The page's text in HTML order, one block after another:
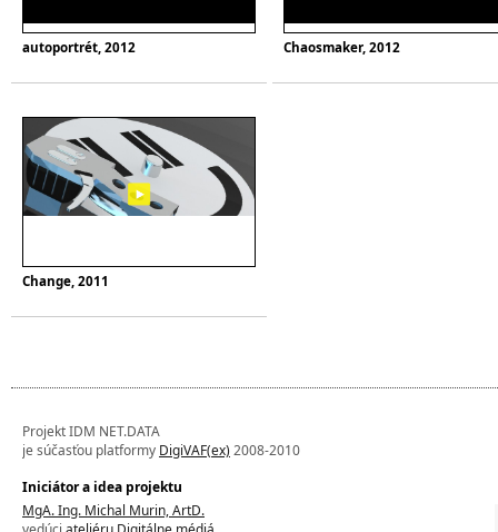
autoportrét, 2012 Chaosmaker, 2012
Change, 2011
Projekt IDM NET.DATA
je súčasťou platformy DigiVAF(ex)2008-2010
Iniciátor a idea projektu
MgA. Ing. Michal Murin, ArtD.